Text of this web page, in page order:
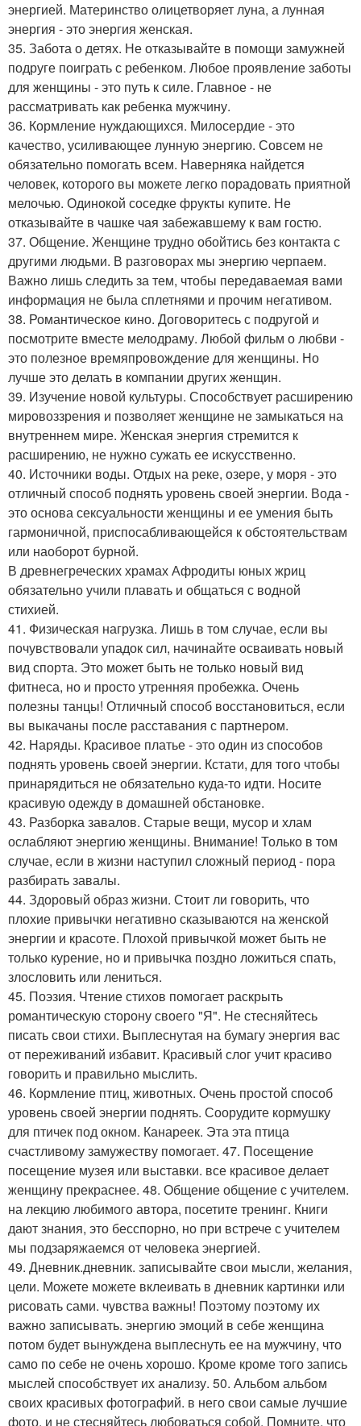
энергией. Материнство олицетворяет луна, а лунная
энергия - это энергия женская.
35. Забота о детях. Не отказывайте в помощи замужней
подруге поиграть с ребенком. Любое проявление заботы
для женщины - это путь к силе. Главное - не
рассматривать как ребенка мужчину.
36. Кормление нуждающихся. Милосердие - это
качество, усиливающее лунную энергию. Совсем не
обязательно помогать всем. Наверняка найдется
человек, которого вы можете легко порадовать приятной
мелочью. Одинокой соседке фрукты купите. Не
отказывайте в чашке чая забежавшему к вам гостю.
37. Общение. Женщине трудно обойтись без контакта с
другими людьми. В разговорах мы энергию черпаем.
Важно лишь следить за тем, чтобы передаваемая вами
информация не была сплетнями и прочим негативом.
38. Романтическое кино. Договоритесь с подругой и
посмотрите вместе мелодраму. Любой фильм о любви -
это полезное времяпровождение для женщины. Но
лучше это делать в компании других женщин.
39. Изучение новой культуры. Способствует расширению
мировоззрения и позволяет женщине не замыкаться на
внутреннем мире. Женская энергия стремится к
расширению, не нужно сужать ее искусственно.
40. Источники воды. Отдых на реке, озере, у моря - это
отличный способ поднять уровень своей энергии. Вода -
это основа сексуальности женщины и ее умения быть
гармоничной, приспосабливающейся к обстоятельствам
или наоборот бурной.
В древнегреческих храмах Афродиты юных жриц
обязательно учили плавать и общаться с водной
стихией.
41. Физическая нагрузка. Лишь в том случае, если вы
почувствовали упадок сил, начинайте осваивать новый
вид спорта. Это может быть не только новый вид
фитнеса, но и просто утренняя пробежка. Очень
полезны танцы! Отличный способ восстановиться, если
вы выкачаны после расставания с партнером.
42. Наряды. Красивое платье - это один из способов
поднять уровень своей энергии. Кстати, для того чтобы
принарядиться не обязательно куда-то идти. Носите
красивую одежду в домашней обстановке.
43. Разборка завалов. Старые вещи, мусор и хлам
ослабляют энергию женщины. Внимание! Только в том
случае, если в жизни наступил сложный период - пора
разбирать завалы.
44. Здоровый образ жизни. Стоит ли говорить, что
плохие привычки негативно сказываются на женской
энергии и красоте. Плохой привычкой может быть не
только курение, но и привычка поздно ложиться спать,
злословить или лениться.
45. Поэзия. Чтение стихов помогает раскрыть
романтическую сторону своего "Я". Не стесняйтесь
писать свои стихи. Выплеснутая на бумагу энергия вас
от переживаний избавит. Красивый слог учит красиво
говорить и правильно мыслить.
46. Кормление птиц, животных. Очень простой способ
уровень своей энергии поднять. Соорудите кормушку
для птичек под окном. Канареек. Эта эта птица
счастливому замужеству помогает. 47. Посещение
посещение музея или выставки. все красивое делает
женщину прекраснее. 48. Общение общение с учителем.
на лекцию любимого автора, посетите тренинг. Книги
дают знания, это бесспорно, но при встрече с учителем
мы подзаряжаемся от человека энергией.
49. Дневник.дневник. записывайте свои мысли, желания,
цели. Можете можете вклеивать в дневник картинки или
рисовать сами. чувства важны! Поэтому поэтому их
важно записывать. энергию эмоций в себе женщина
потом будет вынуждена выплеснуть ее на мужчину, что
само по себе не очень хорошо. Кроме кроме того запись
мыслей способствует их анализу. 50. Альбом альбом
своих красивых фотографий. в него свои самые лучшие
фото, и не стесняйтесь любоваться собой. Помните, что